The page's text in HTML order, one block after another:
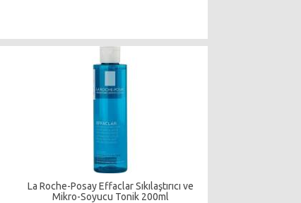
La Roche-Posay Effaclar Sıkılaştırıcı ve
Mikro-Soyucu Tonik 200ml